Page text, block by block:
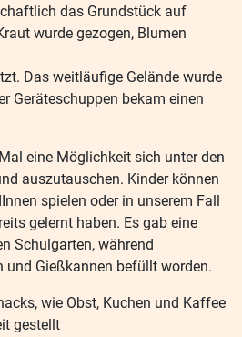
das Grundstück auf
wurde gezogen, Blumen
Das weitläufige Gelände wurde
Geräteschuppen bekam einen
eine Möglichkeit sich unter den
auszutauschen. Kinder können
spielen oder in unserem Fall
gelernt haben. Es gab eine
Schulgarten, während
und Gießkannen befüllt worden.
wie Obst, Kuchen und Kaffee
gestellt